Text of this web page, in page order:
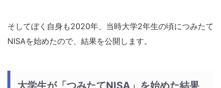
そしてぼく自身も2020年、当時大学2年生の頃につみたて
NISAを始めたので、結果を公開します。